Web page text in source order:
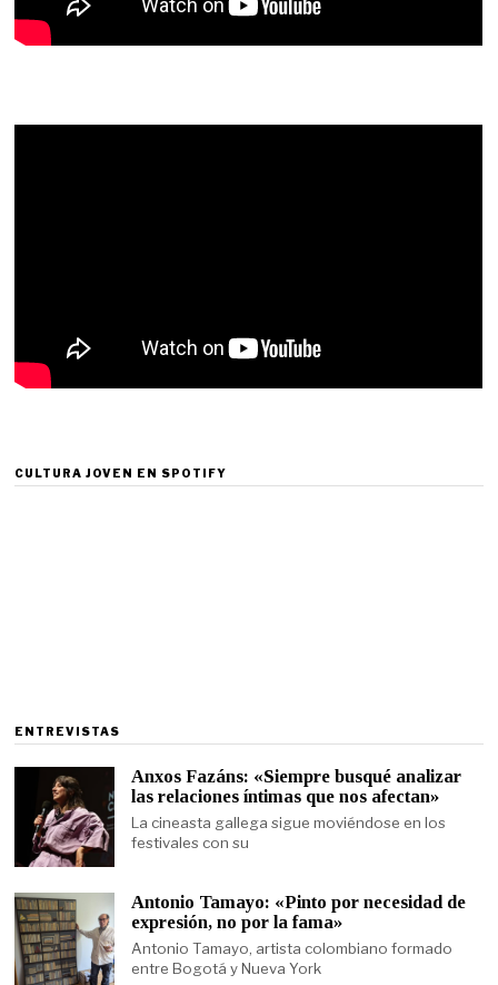
CULTURA JOVEN EN SPOTIFY
ENTREVISTAS
Anxos Fazáns: «Siempre busqué analizar
las relaciones íntimas que nos afectan»
La cineasta gallega sigue moviéndose en los
festivales con su
Antonio Tamayo: «Pinto por necesidad de
expresión, no por la fama»
Antonio Tamayo, artista colombiano formado
entre Bogotá y Nueva York